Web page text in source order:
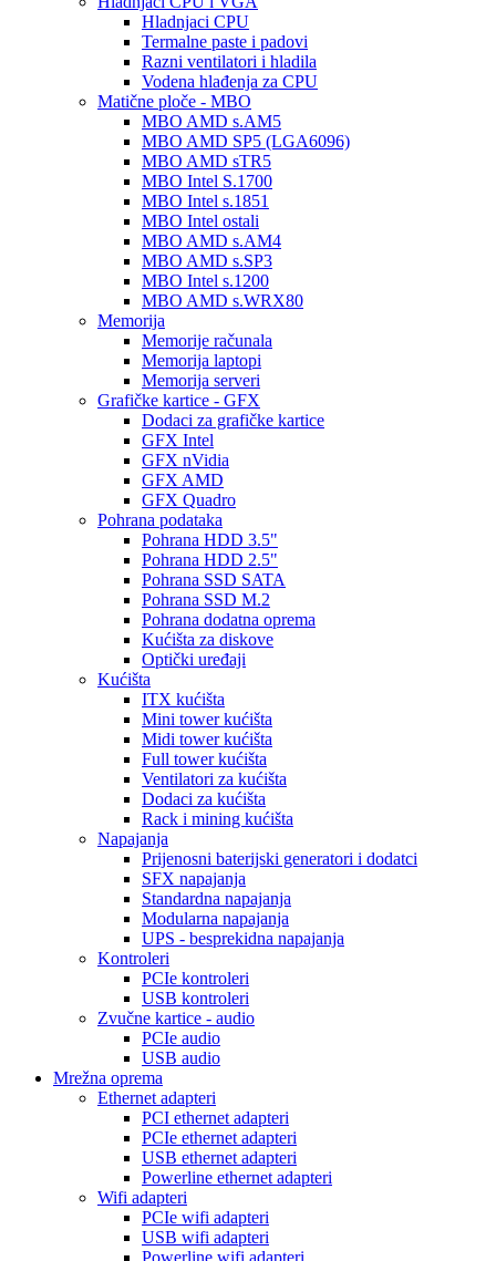
Hladnjaci CPU
Termalne paste i padovi
Razni ventilatori i hladila
Vodena hlađenja za CPU
Matične ploče - MBO
MBO AMD s.AM5
MBO AMD SP5 (LGA6096)
MBO AMD sTR5
MBO Intel S.1700
MBO Intel s.1851
MBO Intel ostali
MBO AMD s.AM4
MBO AMD s.SP3
MBO Intel s.1200
MBO AMD s.WRX80
Memorija
Memorije računala
Memorija laptopi
Memorija serveri
Grafičke kartice - GFX
Dodaci za grafičke kartice
GFX Intel
GFX nVidia
GFX AMD
GFX Quadro
Pohrana podataka
Pohrana HDD 3.5"
Pohrana HDD 2.5"
Pohrana SSD SATA
Pohrana SSD M.2
Pohrana dodatna oprema
Kućišta za diskove
Optički uređaji
Kućišta
ITX kućišta
Mini tower kućišta
Midi tower kućišta
Full tower kućišta
Ventilatori za kućišta
Dodaci za kućišta
Rack i mining kućišta
Napajanja
Prijenosni baterijski generatori i dodatci
SFX napajanja
Standardna napajanja
Modularna napajanja
UPS - besprekidna napajanja
Kontroleri
PCIe kontroleri
USB kontroleri
Zvučne kartice - audio
PCIe audio
USB audio
Mrežna oprema
Ethernet adapteri
PCI ethernet adapteri
PCIe ethernet adapteri
USB ethernet adapteri
Powerline ethernet adapteri
Wifi adapteri
PCIe wifi adapteri
USB wifi adapteri
Powerline wifi adapteri